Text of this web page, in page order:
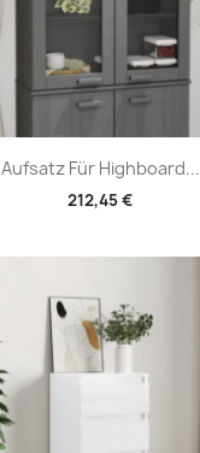
Aufsatz Für Highboard...
212,45 €
Vorschau